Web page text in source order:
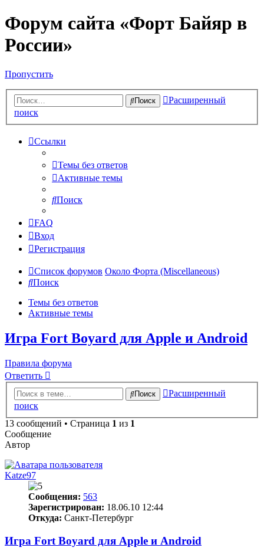
Форум сайта «Форт Байяр в
России»
Пропустить
Поиск
Расширенный
поиск
Ссылки
Темы без ответов
Активные темы
Поиск
FAQ
Вход
Регистрация
Список форумов Около Форта (Miscellaneous)
Поиск
Темы без ответов
Активные темы
Игра Fort Boyard для Apple и Android
Правила форума
Ответить
Поиск
Расширенный
поиск
13 сообщений • Страница 1 из 1
Сообщение
Автор
Katze97
Сообщения: 563
Зарегистрирован: 18.06.10 12:44
Откуда: Санкт-Петербург
Игра Fort Boyard для Apple и Android